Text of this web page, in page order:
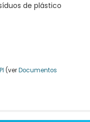
de plástico
(verDocumentos